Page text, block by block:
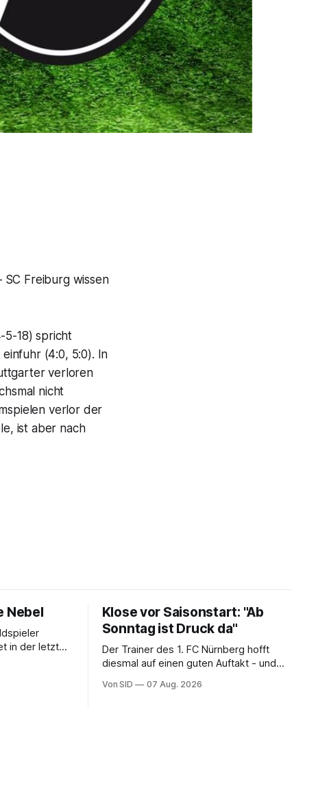
Freiburg wissen
5-18) spricht
(4:0, 5:0). In
verloren
nicht
verlor der
ist aber nach
Nebel
in der letzten
Klose vor Saisonstart: "Ab
Sonntag ist Druck da"
Der Trainer des 1. FC Nürnberg hofft
diesmal auf einen guten Auftakt - und
Von SID 07 Aug. 2026